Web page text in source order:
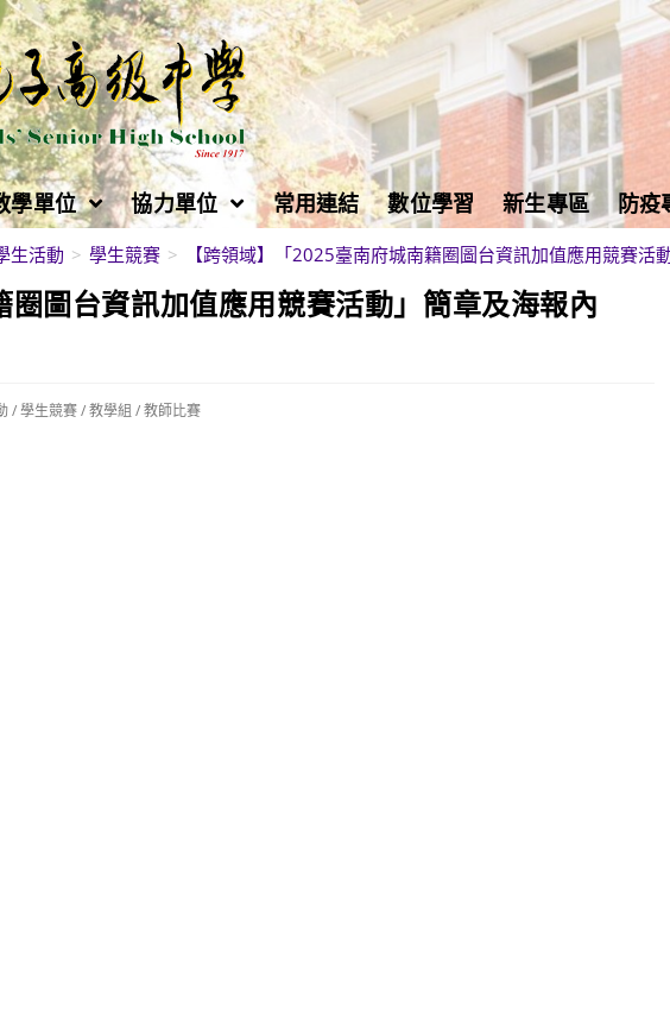
學單位 協力單位 常用連結 數位學習 新生專區 防疫
生活動 > 學生競賽 > 【跨領域】「2025臺南府城南籍圈圖台資訊加值應用競賽活
圈圖台資訊加值應用競賽活動」簡章及海報內
/學生競賽/教學組 /教師比賽